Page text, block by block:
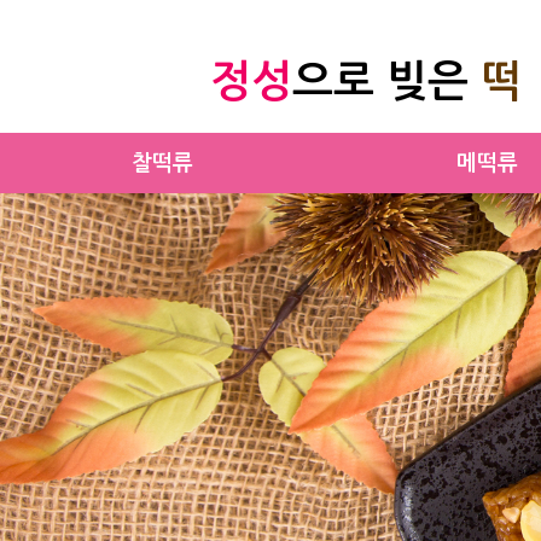
정성으로 빚은 떡
찰떡류 메떡류